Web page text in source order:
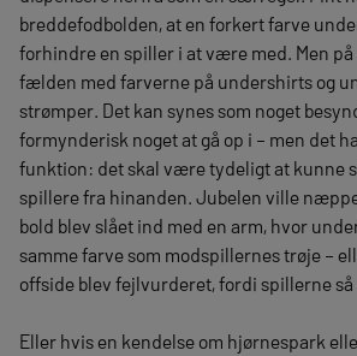
breddefodbolden, at en forkert farve
forhindre en spiller i at være med. Men
fælden med farverne på undershirts og
strømper. Det kan synes som noget
formynderisk noget at gå op i – men det
funktion: det skal være tydeligt at kunne
spillere fra hinanden. Jubelen ville
bold blev slået ind med en arm, hvor
samme farve som modspillernes trøje –
offside blev fejlvurderet, fordi spillerne så
Eller hvis en kendelse om hjørnespark